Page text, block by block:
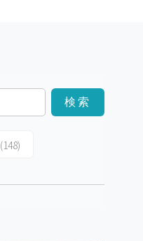
検索
(148)